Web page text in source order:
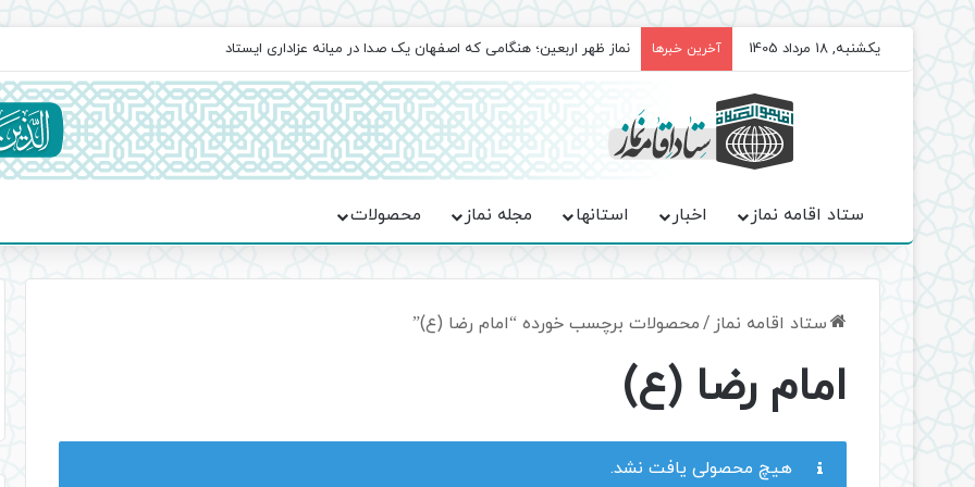
یکشنبه, 18 مرداد 1405 آخرین خبرها نماز ظهر اربعین؛ هنگامی که اصفهان یک صدا در میانه عزاداری ایستاد
ستاد اقامه نماز اخبار استانها مجله نماز محصولات
ستاد اقامه نماز /محصولات برچسب خورده “امام رضا (ع)”
امام رضا (ع)
هیچ محصولی یافت نشد.